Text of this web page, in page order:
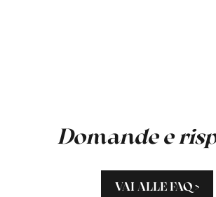
Domande e
VAI ALLE FAQ >